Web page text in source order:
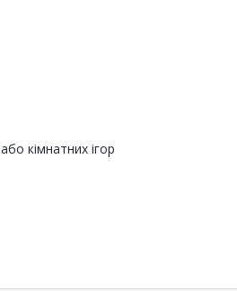
кімнатних ігор